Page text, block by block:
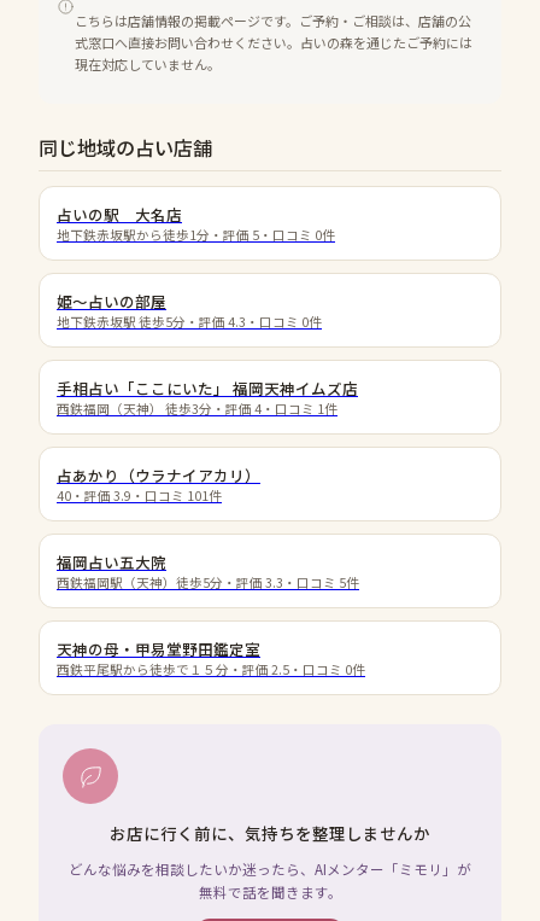
こちらは店舗情報の掲載ページです。ご予約・ご相談は、店舗の公
式窓口へ直接お問い合わせください。占いの森を通じたご予約には
現在対応していません。
同じ地域の占い店舗
占いの駅 大名店
地下鉄赤坂駅から徒歩1分 ・評価 5 ・口コミ 0件
姫〜占いの部屋
地下鉄赤坂駅 徒歩5分 ・評価 4.3 ・口コミ 0件
手相占い「ここにいた」 福岡天神イムズ店
西鉄福岡（天神） 徒歩3分 ・評価 4 ・口コミ 1件
占あかり（ウラナイアカリ）
40 ・評価 3.9 ・口コミ 101件
福岡占い五大院
西鉄福岡駅（天神）徒歩5分 ・評価 3.3 ・口コミ 5件
天神の母・甲易堂野田鑑定室
西鉄平尾駅から徒歩で１５分 ・評価 2.5 ・口コミ 0件
お店に行く前に、気持ちを整理しませんか
どんな悩みを相談したいか迷ったら、AIメンター「ミモリ」が
無料で話を聞きます。